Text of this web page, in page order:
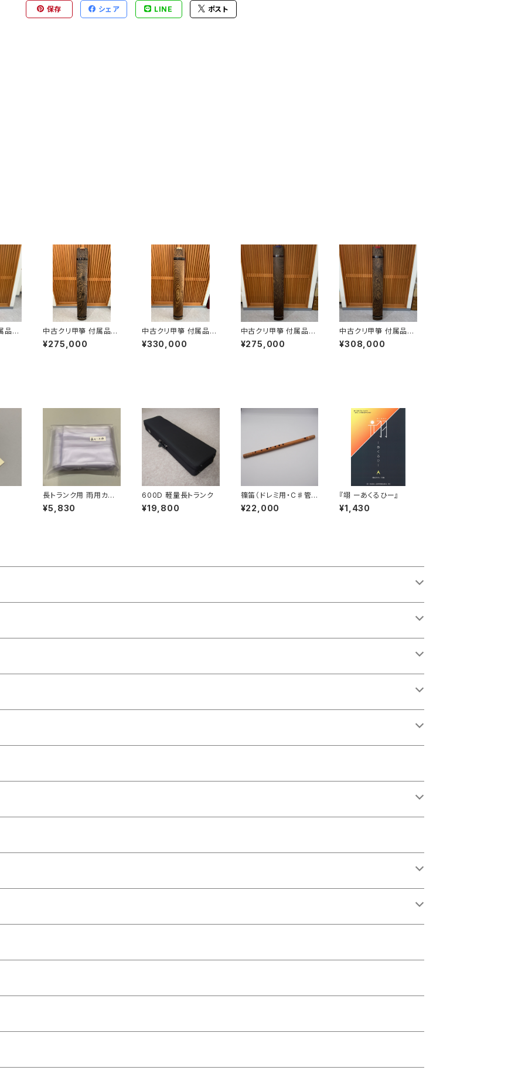
保存 シェア LINE ポスト
品セ
中古クリ甲箏 付属品セ
ット
¥275,000
中古クリ甲箏 付属品セ
ット
¥330,000
中古クリ甲箏 付属品セ
ット
¥275,000
中古クリ甲箏 付属品セ
ット
¥308,000
長トランク用 雨用カバ
ー
¥5,830
600D 軽量長トランク
¥19,800
篠笛（ドレミ用・C♯管・
９本調子）
¥22,000
『翊 ーあくるひー』
¥1,430